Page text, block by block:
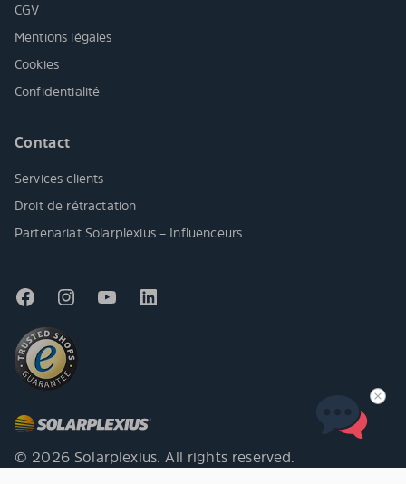
CGV
Mentions légales
Cookies
Confidentialité
Contact
Services clients
Droit de rétractation
Partenariat Solarplexius – Influenceurs
© 2026 Solarplexius. All rights reserved.